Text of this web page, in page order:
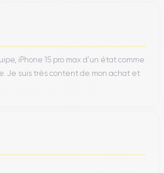
iPhone 15 pro max d’un état comme
Je suis très content de mon achat et